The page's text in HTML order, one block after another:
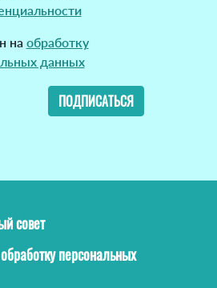
на обработку
данных
ПОДПИСАТЬСЯ
совет
персональных